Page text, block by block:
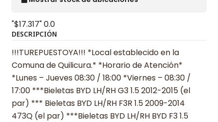
"$17.317"0.0
DESCRIPCIÓN
!!!TUREPUESTOYA!!! *Local establecido en la
Comuna de Quilicura.* *Horario de Atención*
*Lunes – Jueves 08:30 / 18:00 *Viernes – 08:30 /
17:00 ***Bieletas BYD LH/RH G3 1.5 2012-2015 (el
par) *** Bieletas BYD LH/RH F3R 1.5 2009-2014
473Q (el par) ***Bieletas BYD LH/RH BYD F3 1.5